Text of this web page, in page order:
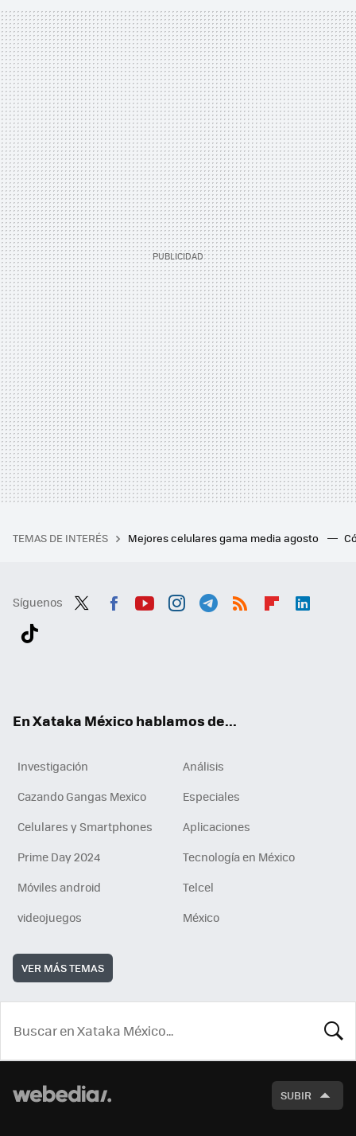
TEMAS DE INTERÉS Mejores celulares gama media agosto
Síguenos
En Xataka México hablamos de...
Investigación
Análisis
Cazando Gangas Mexico
Especiales
Celulares y Smartphones
Aplicaciones
Prime Day 2024
Tecnología en México
Móviles android
Telcel
videojuegos
México
VER MÁS TEMAS
SUBIR